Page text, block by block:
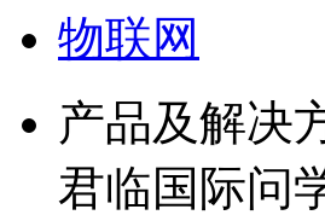
物联网
产品及解决
君临国际问